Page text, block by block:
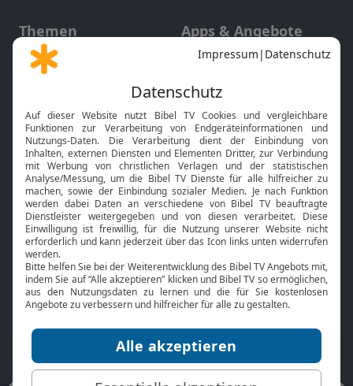
Themen
Gott und Bibel erklärt
Neuigkeiten
Apps & Angebote
Mobile App
Smart TV
HbbTV
Bibelthek Online-Bibel
Nächster Gottesdienst
Bibel TV
Über uns
Jobs
Mediadaten
Service
Kontakt
TV-Empfang